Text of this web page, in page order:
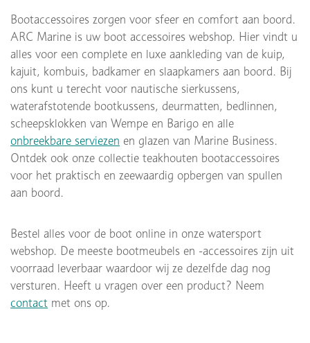
Bootaccessoires zorgen voor sfeer en comfort aan boord.
ARC Marine is uw boot accessoires webshop. Hier vindt u
alles voor een complete en luxe aankleding van de kuip,
kajuit, kombuis, badkamer en slaapkamers aan boord. Bij
ons kunt u terecht voor nautische sierkussens,
waterafstotende bootkussens, deurmatten, bedlinnen,
scheepsklokken van Wempe en Barigo en alle
onbreekbare serviezen en glazen van Marine Business.
Ontdek ook onze collectie teakhouten bootaccessoires
voor het praktisch en zeewaardig opbergen van spullen
aan boord.
Bestel alles voor de boot online in onze watersport
webshop. De meeste bootmeubels en -accessoires zijn uit
voorraad leverbaar waardoor wij ze dezelfde dag nog
versturen. Heeft u vragen over een product? Neem
contact met ons op.